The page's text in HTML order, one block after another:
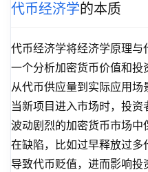
代币经济学的本质
代币经济学将经济学原理与
一个分析加密货币价值和投
从代币供应量到实际应用场
当新项目进入市场时，投
波动剧烈的加密货币市场
在缺陷，比如过早释放过
导致代币贬值，进而影响投